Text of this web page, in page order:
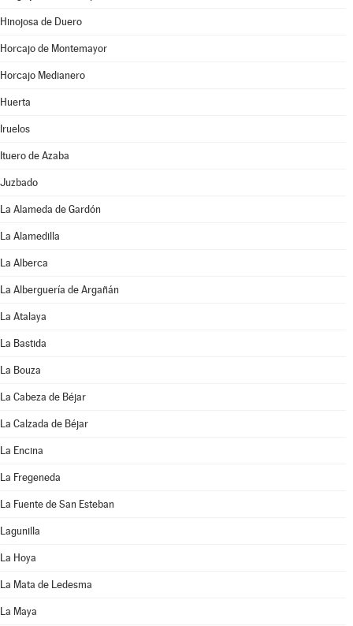
Hinojosa de Duero
Horcajo de Montemayor
Horcajo Medianero
Huerta
Iruelos
Ituero de Azaba
Juzbado
La Alameda de Gardón
La Alamedilla
La Alberca
La Alberguería de Argañán
La Atalaya
La Bastida
La Bouza
La Cabeza de Béjar
La Calzada de Béjar
La Encina
La Fregeneda
La Fuente de San Esteban
Lagunilla
La Hoya
La Mata de Ledesma
La Maya